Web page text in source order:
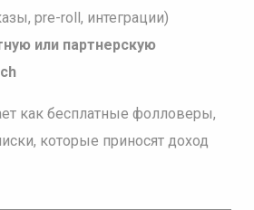
pre-roll, интеграции)
или партнерскую
как бесплатные фолловеры,
которые приносят доход